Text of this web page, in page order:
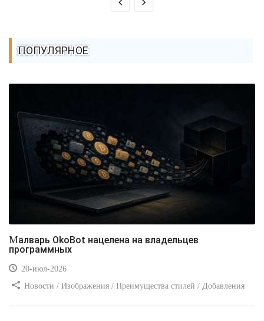
ПОПУЛЯРНОЕ
Малварь OkoBot нацелена на владельцев
программных
20-июл-2026
Новости / Изображения / Преимущества стилей / Добавления